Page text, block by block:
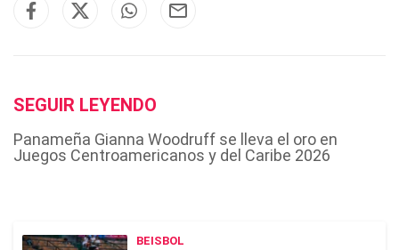
SEGUIR LEYENDO
Panameña Gianna Woodruff se lleva el oro en
Juegos Centroamericanos y del Caribe 2026
BEISBOL